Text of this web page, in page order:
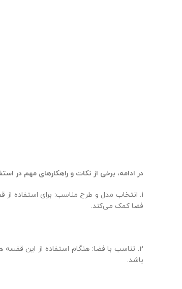
در ادامه، برخی از نکات و راهکارهای مهم در
1. انتخاب مدل و طرح مناسب: برای استفاده
فضا کمک می‌کند.
2. تناسب با فضا: هنگام استفاده از این
باشد.